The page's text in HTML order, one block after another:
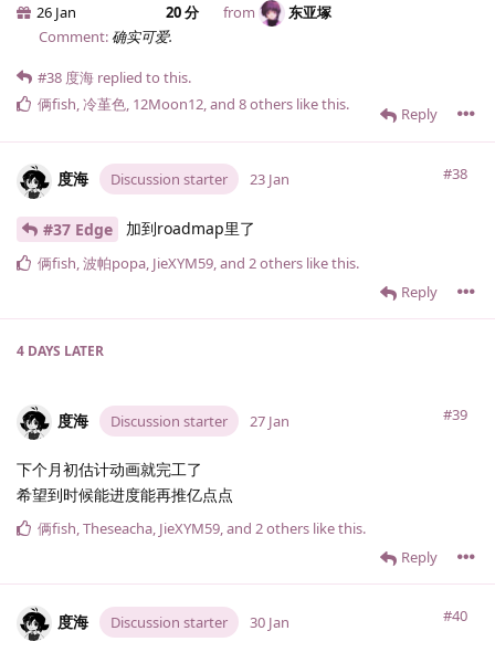
26 Jan
20 分 from
东亚塚
Comment:确实可爱.
Reply
#38 度海 replied to this.
俩fish 冷堇色 12Moon12 , and 8others like this.
度海 Discussion starter #38
23 Jan
#37 Edge 加到roadmap里了
Reply
俩fish,波帕popa, JieXYM59, and 2others like this.
4 DAYS LATER
度海 Discussion starter #39
27 Jan
下个月初估计动画就完工了
希望到时候能进度能再推亿点点
Reply
俩fish,Theseacha, JieXYM59, and 2others like this.
度海 Discussion starter #40
30 Jan